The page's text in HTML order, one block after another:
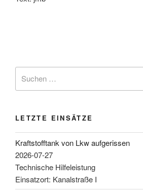
LETZTE EINSÄTZE
Kraftstofftank von Lkw aufgerissen
2026-07-27
Technische Hilfeleistung
Einsatzort: Kanalstraße I